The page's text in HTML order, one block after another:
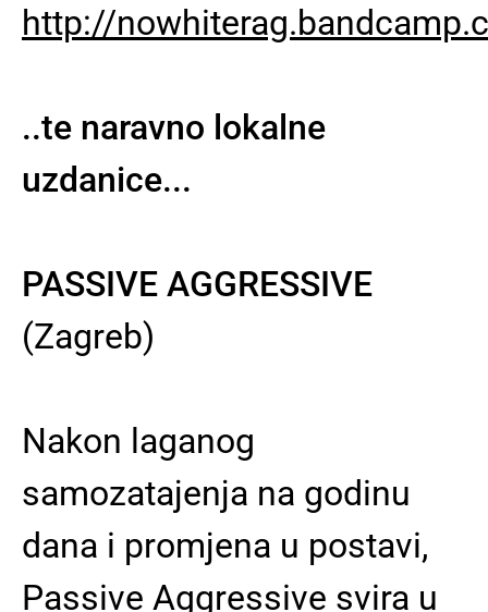
http://
..te naravno lokalne
uzdanice...
PASSIVE AGGRESSIVE
(Zagreb)
Nakon laganog
samozatajenja na godinu
dana i promjena u postavi,
Passive Aggressive svira u